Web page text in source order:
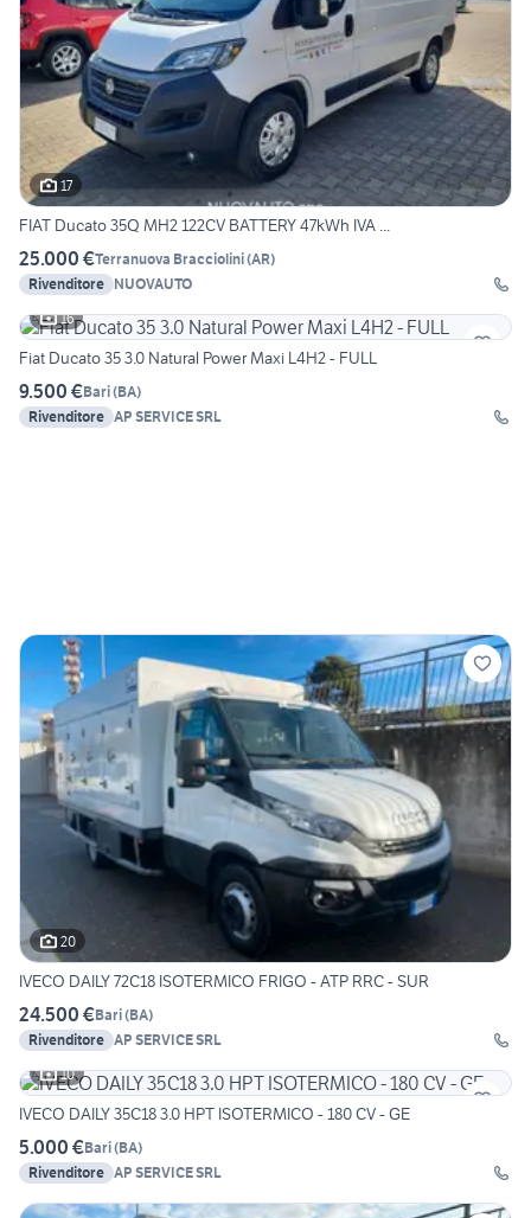
17
FIAT Ducato 35Q MH2 122CV BATTERY 47kWh IVA ...
25.000 €Terranuova Bracciolini(AR)
Rivenditore NUOVAUTO
16
Fiat Ducato 35 3.0 Natural Power Maxi L4H2 - FULL
9.500 €Bari(BA)
Rivenditore AP SERVICE SRL
20
IVECO DAILY 72C18 ISOTERMICO FRIGO - ATP RRC - SUR
24.500 €Bari(BA)
Rivenditore AP SERVICE SRL
10
IVECO DAILY 35C18 3.0 HPT ISOTERMICO - 180 CV - GE
5.000 €Bari(BA)
Rivenditore AP SERVICE SRL